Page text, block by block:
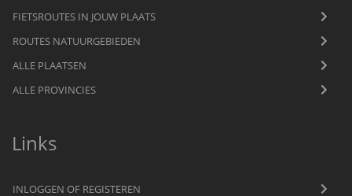
FIETSROUTES IN JOUW PLAATS
ROUTES NATUURGEBIEDEN
ALLE PLAATSEN
ALLE PROVINCIES
Links
INLOGGEN OF REGISTEREN